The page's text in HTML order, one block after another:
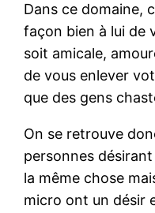
Dans ce domaine,
façon bien à lui de
soit amicale,
de vous enlever
que des gens
On se retrouve
personnes
la même chose
micro ont un désir